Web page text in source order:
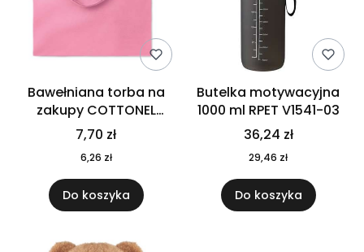
Bawełniana torba na
zakupy COTTONEL
COLOUR++ MO9846-11
7,70 zł
6,26 zł
Do koszyka
Butelka motywacyjna
1000 ml RPET V1541-03
36,24 zł
29,46 zł
Do koszyka